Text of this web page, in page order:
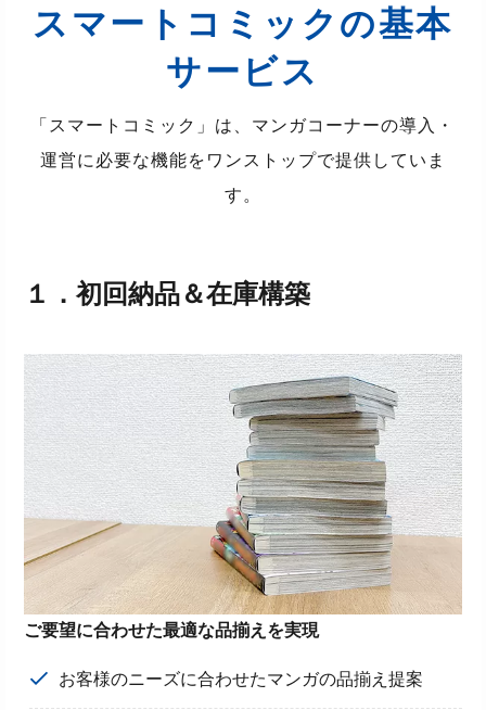
スマートコミックの基本
サービス
「スマートコミック」は、マンガコーナーの導入・
運営に必要な機能をワンストップで提供していま
す。
１．初回納品＆在庫構築
ご要望に合わせた最適な品揃えを実現
お客様のニーズに合わせたマンガの品揃え提案